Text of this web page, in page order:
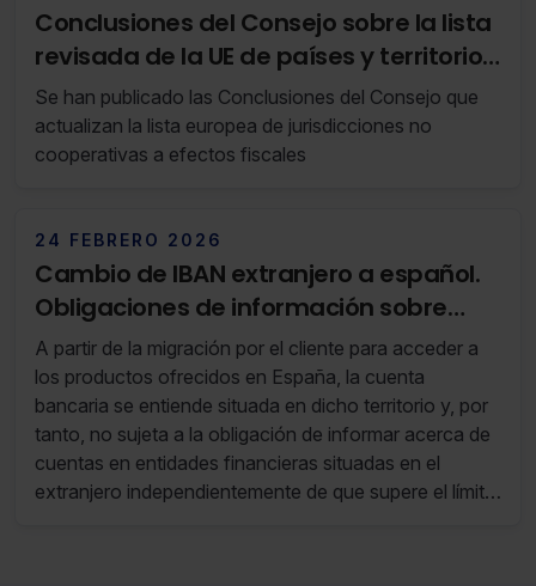
Conclusiones del Consejo sobre la lista
revisada de la UE de países y territorios
no cooperadores a efectos fiscales
Se han publicado las Conclusiones del Consejo que
actualizan la lista europea de jurisdicciones no
cooperativas a efectos fiscales
24 FEBRERO 2026
Cambio de IBAN extranjero a español.
Obligaciones de información sobre
bienes situados en el extranjero
A partir de la migración por el cliente para acceder a
los productos ofrecidos en España, la cuenta
bancaria se entiende situada en dicho territorio y, por
tanto, no sujeta a la obligación de informar acerca de
cuentas en entidades financieras situadas en el
extranjero independientemente de que supere el límite